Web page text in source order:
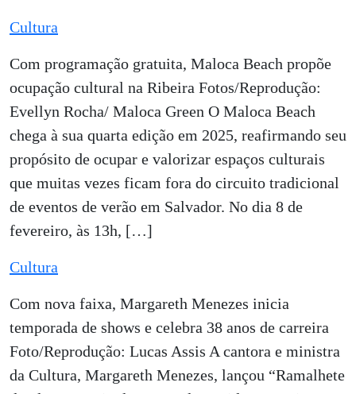
Cultura
Com programação gratuita, Maloca Beach propõe
ocupação cultural na Ribeira Fotos/Reprodução:
Evellyn Rocha/ Maloca Green O Maloca Beach
chega à sua quarta edição em 2025, reafirmando seu
propósito de ocupar e valorizar espaços culturais
que muitas vezes ficam fora do circuito tradicional
de eventos de verão em Salvador. No dia 8 de
fevereiro, às 13h, […]
Cultura
Com nova faixa, Margareth Menezes inicia
temporada de shows e celebra 38 anos de carreira
Foto/Reprodução: Lucas Assis A cantora e ministra
da Cultura, Margareth Menezes, lançou “Ramalhete